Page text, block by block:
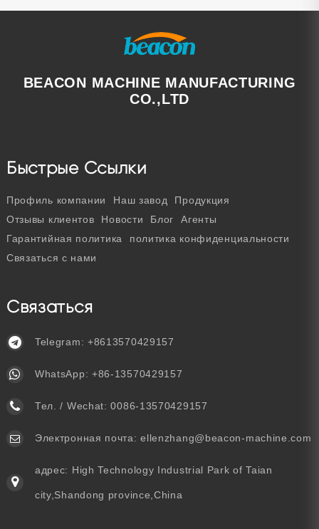
BEACON MACHINE MANUFACTURING
CO.,LTD
Быстрые Ссылки
Профиль компании Наш завод
Продукция
Отзывы клиентов
Новости Блог
Агенты
Гарантийная политика
политика конфиденциальности
Связаться с нами
Связаться
Telegram: +8613570429157
WhatsApp: +86-13570429157
Тел. / Wechat:0086-13570429157
Электронная почта:ellenzhang@beacon-machine.com
адрес: High Technology Industrial Park of Taian
city,Shandong province,China